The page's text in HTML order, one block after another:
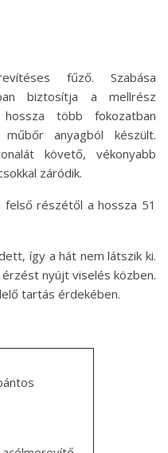
fűző. Szabása
biztosítja a mellrész
több fokozatban
műbőr anyagból készült.
követő, vékonyabb
záródik.
felső részétől a hossza 51
így a hát nem látszik ki.
nyújt viselés közben.
tartás érdekében.